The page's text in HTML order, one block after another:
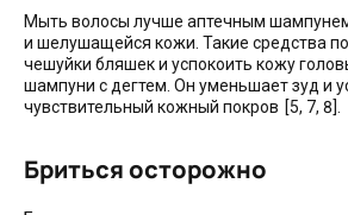
Мыть волосы лучше аптечным
и шелушащейся кожи. Такие средства
чешуйки бляшек и успокоить кожу
шампуни с дегтем. Он уменьшает зуд и
чувствительный кожный покров [5, 7, 8].
Бриться осторожно